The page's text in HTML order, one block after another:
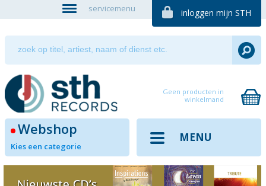
servicemenu inloggen mijn STH
Geen producten in
winkelmand
Webshop
Kies een categorie
MENU